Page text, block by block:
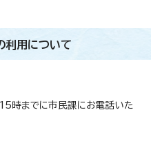
利用について
時までに市民課にお電話いた